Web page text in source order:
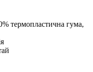
термопластична гума,